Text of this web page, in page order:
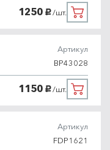
1250 руб./шт.
Артикул
BP43028
1150 руб./шт.
Артикул
FDP1621